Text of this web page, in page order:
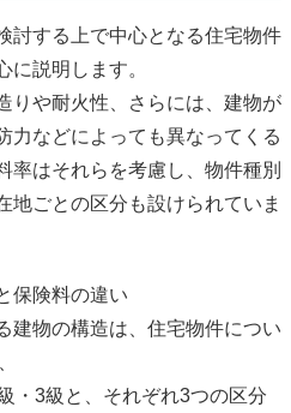
討する上で中心となる住宅物件
に説明します。
りや耐火性、さらには、建物が
力などによっても異なってくる
率はそれらを考慮し、物件種別
ごとの区分も設けられていま
保険料の違い
建物の構造は、住宅物件につい
・3級と、それぞれ3つの区分